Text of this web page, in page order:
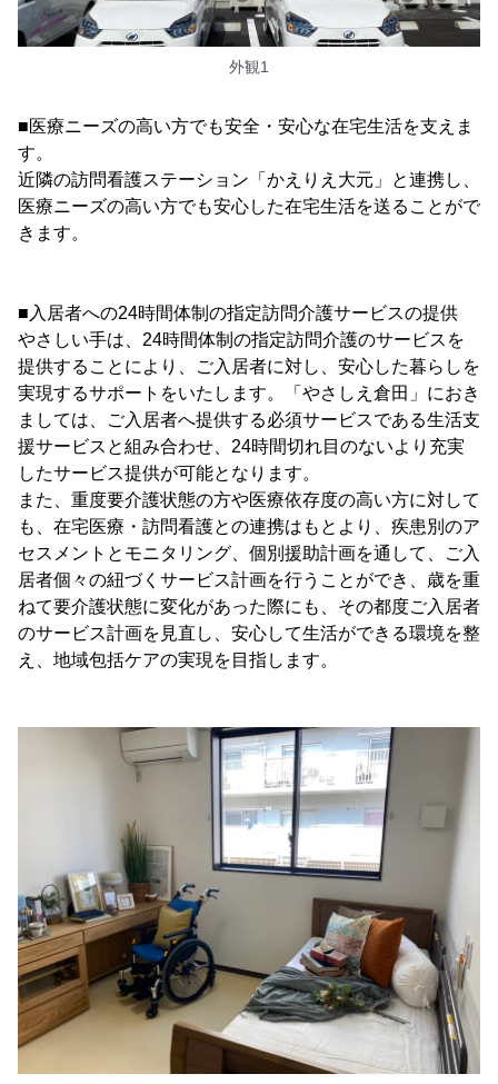
外観1
■医療ニーズの高い方でも安全・安心な在宅生活を支えま
す。
近隣の訪問看護ステーション「かえりえ大元」と連携し、
医療ニーズの高い方でも安心した在宅生活を送ることがで
きます。
■入居者への24時間体制の指定訪問介護サービスの提供
やさしい手は、24時間体制の指定訪問介護のサービスを
提供することにより、ご入居者に対し、安心した暮らしを
実現するサポートをいたします。「やさしえ倉田」におき
ましては、ご入居者へ提供する必須サービスである生活支
援サービスと組み合わせ、24時間切れ目のないより充実
したサービス提供が可能となります。
また、重度要介護状態の方や医療依存度の高い方に対して
も、在宅医療・訪問看護との連携はもとより、疾患別のア
セスメントとモニタリング、個別援助計画を通して、ご入
居者個々の紐づくサービス計画を行うことができ、歳を重
ねて要介護状態に変化があった際にも、その都度ご入居者
のサービス計画を見直し、安心して生活ができる環境を整
え、地域包括ケアの実現を目指します。